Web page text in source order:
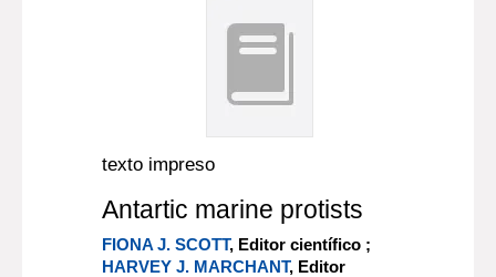
texto impreso
Antartic marine protists
FIONA J. SCOTT, Editor científico ;
HARVEY J. MARCHANT, Editor